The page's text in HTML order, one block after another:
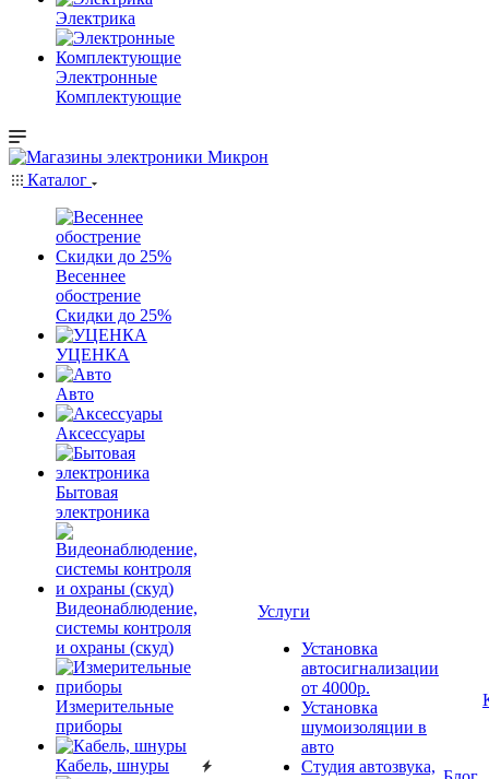
Электрика
Электронные
Комплектующие
Каталог
Весеннее
обострение
Скидки до 25%
УЦЕНКА
Авто
Аксессуары
Бытовая
электроника
Видеонаблюдение,
системы контроля
и охраны (скуд)
Измерительные
приборы
Кабель, шнуры
Услуги
Установка
автосигнализации
от 4000р.
Установка
шумоизоляции в
авто
Студия автозвука,